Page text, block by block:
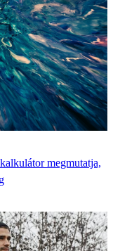
megmutatja,